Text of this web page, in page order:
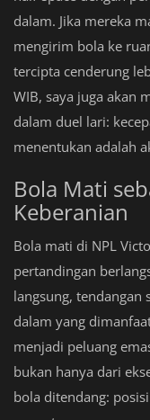
dalam. Jika mereka
mengirim bola ke
tercipta cenderung
WIB, saya juga akan
dalam duel lari:
menentukan adalah
Bola Mati
Keberanian
Bola mati di NPL
pertandingan
langsung,
dalam yang
menjadi peluang
bukan hanya dari
bola ditendang: